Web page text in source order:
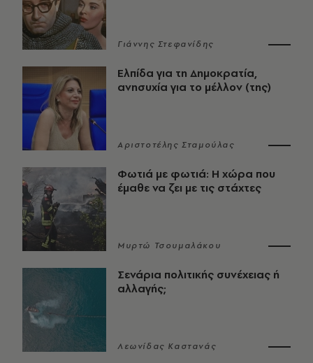
Γιάννης Στεφανίδης
Ελπίδα για τη Δημοκρατία,
ανησυχία για το μέλλον (της)
Αριστοτέλης Σταμούλας
Φωτιά με φωτιά: Η χώρα που
έμαθε να ζει με τις στάχτες
Μυρτώ Τσουμαλάκου
Σενάρια πολιτικής συνέχειας ή
αλλαγής;
Λεωνίδας Καστανάς